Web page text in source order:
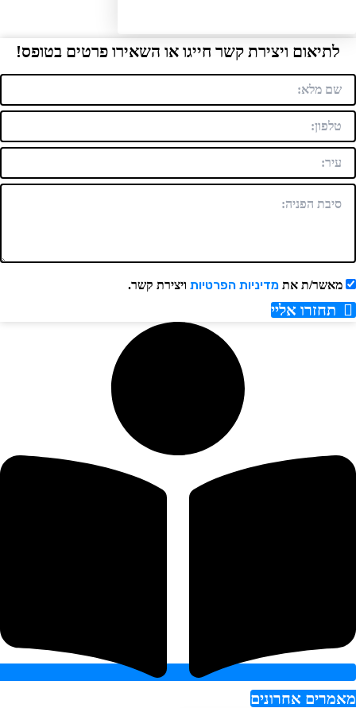
ויצירת קשר חייגו או השאירו פרטים בטופס!
ת אתמדיניות הפרטיותויצירת קשר.
תחזרו אליי
אחרונים